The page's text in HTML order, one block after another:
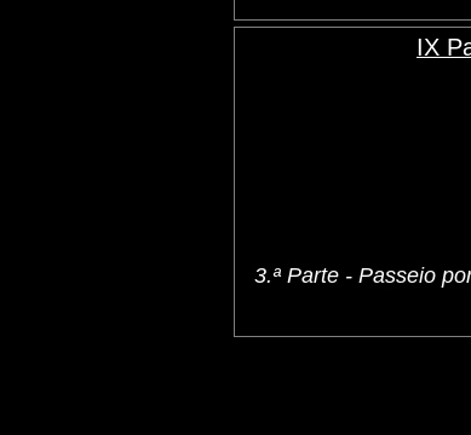
IX
3.ª Parte - Passeio